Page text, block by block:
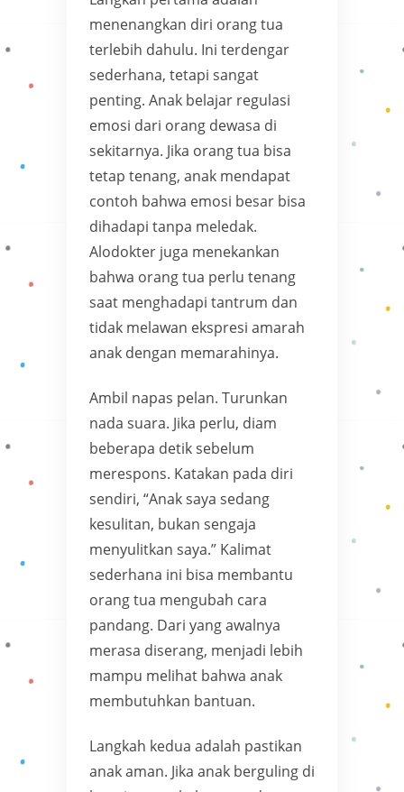
menenangkan diri orang tua
terlebih dahulu. Ini terdengar
sederhana, tetapi sangat
penting. Anak belajar regulasi
emosi dari orang dewasa di
sekitarnya. Jika orang tua bisa
tetap tenang, anak mendapat
contoh bahwa emosi besar bisa
dihadapi tanpa meledak.
Alodokter juga menekankan
bahwa orang tua perlu tenang
saat menghadapi tantrum dan
tidak melawan ekspresi amarah
anak dengan memarahinya.
Ambil napas pelan. Turunkan
nada suara. Jika perlu, diam
beberapa detik sebelum
merespons. Katakan pada diri
sendiri, “Anak saya sedang
kesulitan, bukan sengaja
menyulitkan saya.” Kalimat
sederhana ini bisa membantu
orang tua mengubah cara
pandang. Dari yang awalnya
merasa diserang, menjadi lebih
mampu melihat bahwa anak
membutuhkan bantuan.
Langkah kedua adalah pastikan
anak aman. Jika anak berguling di